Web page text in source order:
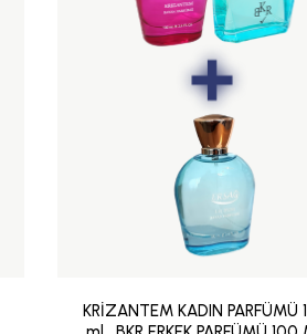
KRİZANTEM KADIN PARFÜMÜ